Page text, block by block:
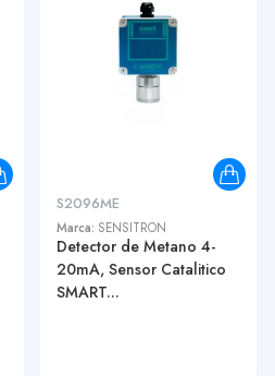
S2096ME
Marca: SENSITRON
Detector de Metano 4-
20mA, Sensor Catalitico
SMART...